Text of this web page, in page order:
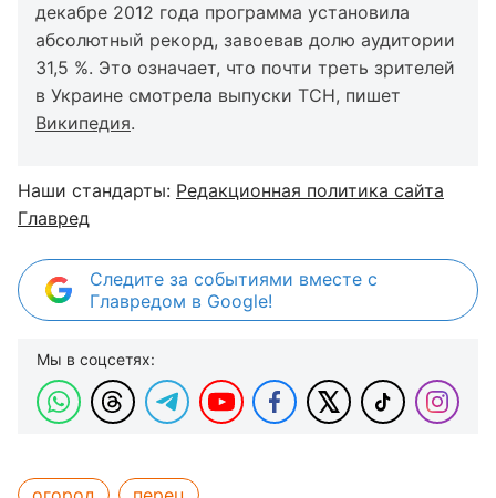
декабре 2012 года программа установила
абсолютный рекорд, завоевав долю аудитории
31,5 %. Это означает, что почти треть зрителей
в Украине смотрела выпуски ТСН, пишет
Википедия.
Наши стандарты: Редакционная политика сайта
Главред
Следите за событиями вместе с
Главредом в Google!
Мы в соцсетях: